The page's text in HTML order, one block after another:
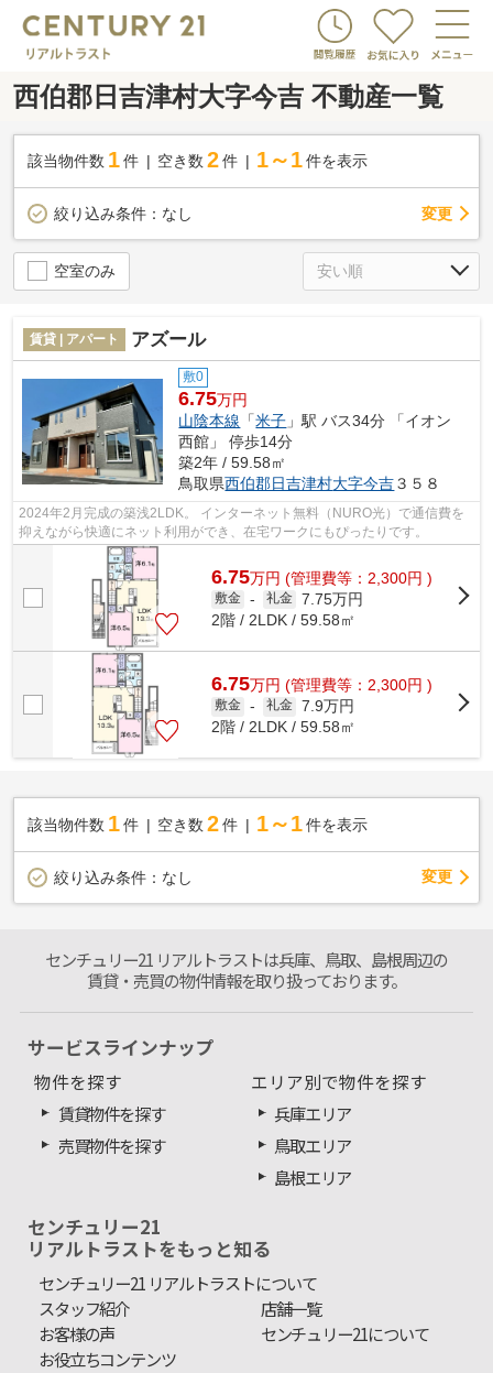
西伯郡日吉津村大字今吉 不動産一覧
該当物件数 1件 空き数 2 件 1～1 件を表示
絞り込み条件： なし 変更
空室のみ
賃貸 | アパート アズール
敷0
6.75万円
山陰本線 「米子 」駅 バス34分 「イオン
西館」 停歩14分
築2年 / 59.58㎡
鳥取県西伯郡日吉津村大字今吉３５８
2024年2月完成の築浅2LDK。 インターネット無料（NURO光）で通信費を
抑えながら快適にネット利用ができ、在宅ワークにもぴったりです。
6.75万円 (管理費等：2,300円 )
敷金 - 礼金 7.75万円
2階 / 2LDK / 59.58㎡
6.75万円 (管理費等：2,300円 )
敷金 - 礼金 7.9万円
2階 / 2LDK / 59.58㎡
該当物件数 1件 空き数 2 件 1～1 件を表示
絞り込み条件： なし 変更
センチュリー21 リアルトラストは兵庫、鳥取、島根周辺の
賃貸・売買の物件情報を取り扱っております。
サービスラインナップ
物件を探す
賃貸物件を探す
売買物件を探す
エリア別で物件を探す
兵庫エリア
鳥取エリア
島根エリア
センチュリー21
リアルトラストをもっと知る
センチュリー21 リアルトラストについて
スタッフ紹介
店舗一覧
お客様の声
センチュリー21について
お役立ちコンテンツ